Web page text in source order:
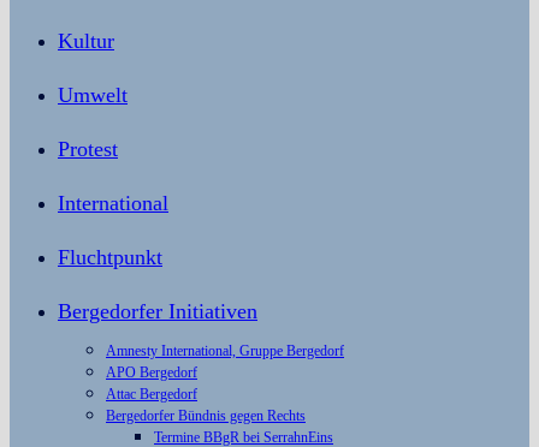
Kultur
Umwelt
Protest
International
Fluchtpunkt
Bergedorfer Initiativen
Amnesty International, Gruppe Bergedorf
APO Bergedorf
Attac Bergedorf
Bergedorfer Bündnis gegen Rechts
Termine BBgR bei SerrahnEins